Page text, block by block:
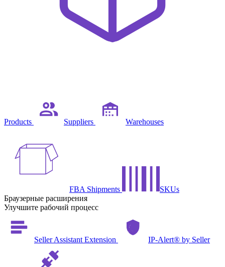
Products Suppliers Warehouses
FBA Shipments
SKUs
Браузерные расширения
Улучшите рабочий процесс
Seller Assistant Extension IP-Alert® by Seller